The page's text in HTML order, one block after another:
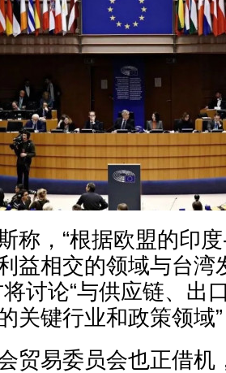
称，“根据欧盟的印
益相交的领域与台湾
讨论“与供应链、出
关键行业和政策领域”
贸易委员会也正借机